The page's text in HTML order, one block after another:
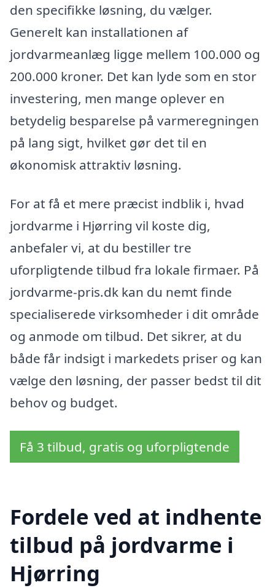
den specifikke løsning, du vælger.
Generelt kan installationen af
jordvarmeanlæg ligge mellem 100.000 og
200.000 kroner. Det kan lyde som en stor
investering, men mange oplever en
betydelig besparelse på varmeregningen
på lang sigt, hvilket gør det til en
økonomisk attraktiv løsning.
For at få et mere præcist indblik i, hvad
jordvarme i Hjørring vil koste dig,
anbefaler vi, at du bestiller tre
uforpligtende tilbud fra lokale firmaer. På
jordvarme-pris.dk kan du nemt finde
specialiserede virksomheder i dit område
og anmode om tilbud. Det sikrer, at du
både får indsigt i markedets priser og kan
vælge den løsning, der passer bedst til dit
behov og budget.
Få 3 tilbud, gratis og uforpligtende
Fordele ved at indhente
tilbud på jordvarme i
Hjørring